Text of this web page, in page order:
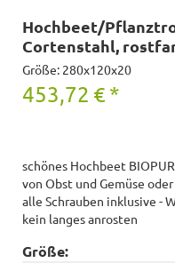
Hochbeet/
Cortenstahl,
Größe: 280x120x20
453,72 € *
schönes Hochbeet
von Obst und Gemüse
alle Schrauben inklusive -
kein langes anrosten
Größe: